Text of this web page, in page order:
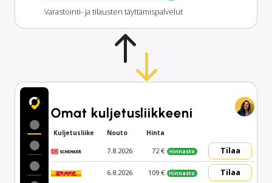
Varastointi- ja tilausten täyttämispalvelut
Omat kuljetusliikkeeni
Kuljetusliike Nouto Hinta
7.8.2026 72 € Hinnasto Tilaa
6.8.2026 109 € Hinnasto Tilaa